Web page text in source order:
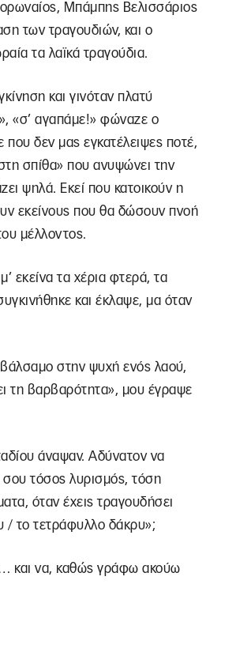
Μπάμπης Βελισσάριος
των τραγουδιών, και ο
τα λαϊκά τραγούδια.
και γινόταν πλατύ
«σ’ αγαπάμε!» φώναζε ο
που δεν μας εγκατέλειψες ποτέ,
σπίθα» που ανυψώνει την
ψηλά. Εκεί που κατοικούν η
εκείνους που θα δώσουν πνοή
μέλλοντος.
εκείνα τα χέρια φτερά, τα
και έκλαψε, μα όταν
στην ψυχή ενός λαού,
τη βαρβαρότητα», μου έγραψε
άναψαν. Αδύνατον να
τόσος λυρισμός, τόση
όταν έχεις τραγουδήσει
/ το τετράφυλλο δάκρυ»;
και να, καθώς γράφω ακούω